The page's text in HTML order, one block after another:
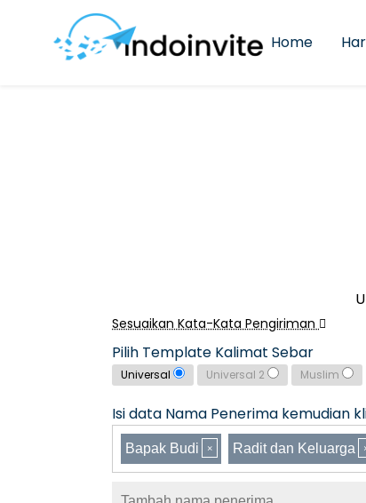
Home
Sesuaikan Kata-Kata Pengiriman
Pilih Template Kalimat Sebar
Universal Universal 2 Muslim
Isi data Nama Penerima kemudian
Bapak Budi Radit dan Keluarga